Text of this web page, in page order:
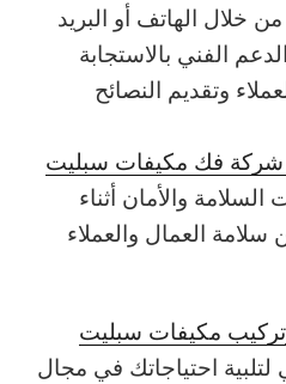
خلال الهاتف أو البريد
الفني بالاستجابة
وتقديم النصائح
شركة فك مكيفات سبليت
السلامة والأمان أثناء
سلامة العمال والعملاء
مكيفات سبليت
لتلبية احتياجاتك في مجال